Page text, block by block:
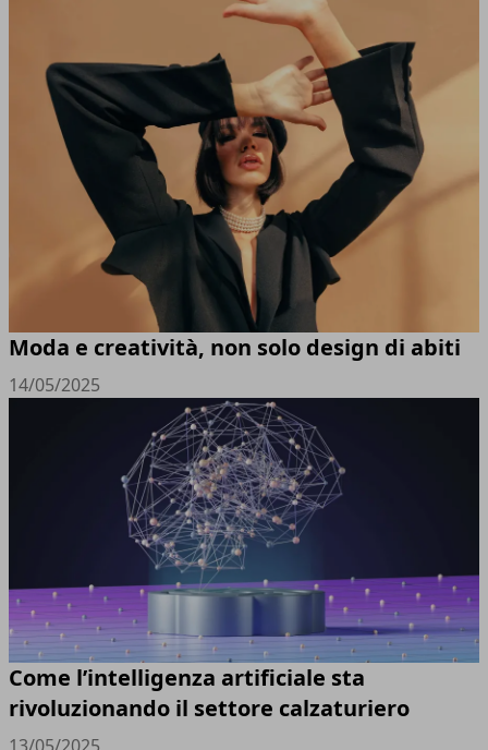
Moda e creatività, non solo design di abiti
14/05/2025
Come l’intelligenza artificiale sta
rivoluzionando il settore calzaturiero